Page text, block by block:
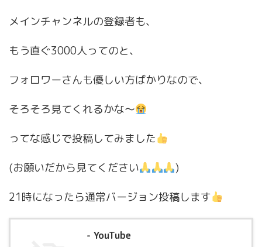
メインチャンネルの登録者も、
もう直ぐ3000人ってのと、
フォロワーさんも優しい方ばかりなので、
そろそろ見てくれるかな〜
ってな感じで投稿してみました
(お願いだから見てください
)
21時になったら通常バージョン投稿します
- YouTube